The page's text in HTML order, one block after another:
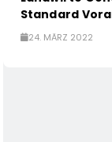
Standard
24. MÄRZ 2022